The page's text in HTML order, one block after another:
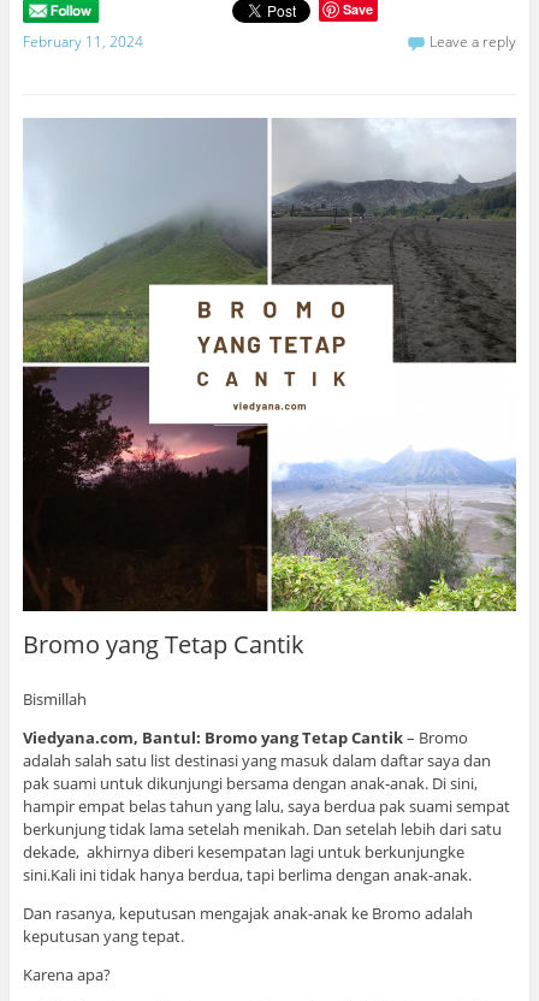
Save
February 11, 2024 Leave a reply
Bromo yang Tetap Cantik
Bismillah
Viedyana.com, Bantul: Bromo yang Tetap Cantik– Bromo
adalah salah satu list destinasi yang masuk dalam daftar saya dan
pak suami untuk dikunjungi bersama dengan anak-anak. Di sini,
hampir empat belas tahun yang lalu, saya berdua pak suami sempat
berkunjung tidak lama setelah menikah. Dan setelah lebih dari satu
dekade, akhirnya diberi kesempatan lagi untuk berkunjungke
sini.Kali ini tidak hanya berdua, tapi berlima dengan anak-anak.
Dan rasanya, keputusan mengajak anak-anak ke Bromo adalah
keputusan yang tepat.
Karena apa?